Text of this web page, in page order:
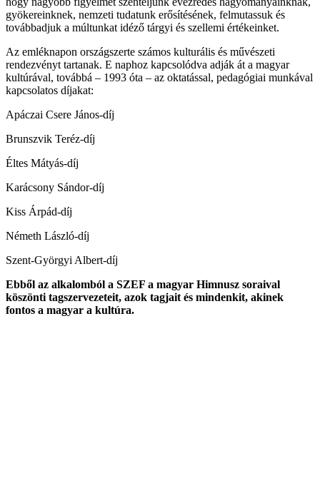
gyökereinknek, nemzeti tudatunk erősítésének, felmutassuk és
továbbadjuk a múltunkat idéző tárgyi és szellemi értékeinket.
Az emléknapon országszerte számos kulturális és művészeti
rendezvényt tartanak. E naphoz kapcsolódva adják át a magyar
kultúrával, továbbá – 1993 óta – az oktatással, pedagógiai munkával
kapcsolatos díjakat:
Apáczai Csere János-díj
Brunszvik Teréz-díj
Éltes Mátyás-díj
Karácsony Sándor-díj
Kiss Árpád-díj
Németh László-díj
Szent-Györgyi Albert-díj
Ebből az alkalomból a SZEF a magyar Himnusz soraival
köszönti tagszervezeteit, azok tagjait és mindenkit, akinek
fontos a magyar a kultúra.